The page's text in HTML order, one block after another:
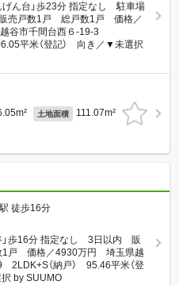
げん台」歩23分 指定なし 駐車場
売戸数1戸 総戸数1戸 価格／
谷市千間台西６-19-3
平米（登記） 向き／▼未選択
土地面積 111.07m²
徒歩16分
」歩16分 指定なし 3日以内 販
戸 価格／4930万円 埼玉県越
2LDK+S（納戸） 95.46平米（登
by SUUMO